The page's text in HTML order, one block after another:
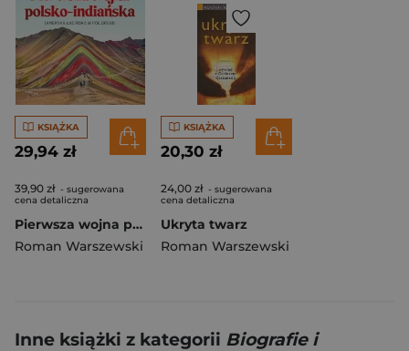
KSIĄŻKA
29,94 zł
39,90 zł - sugerowana
cena detaliczna
Pierwsza wojna polsko-indiańska Ameryka łacińska w pół drogi
Roman Warszewski
KSIĄŻKA
20,30 zł
24,00 zł - sugerowana
cena detaliczna
Ukryta twarz
Roman Warszewski
Inne książki z kategorii Biografie i